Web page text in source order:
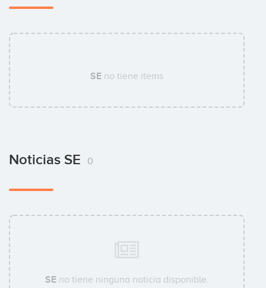
SE no tiene items
Noticias SE 0
SEno tiene ninguna noticia disponible.